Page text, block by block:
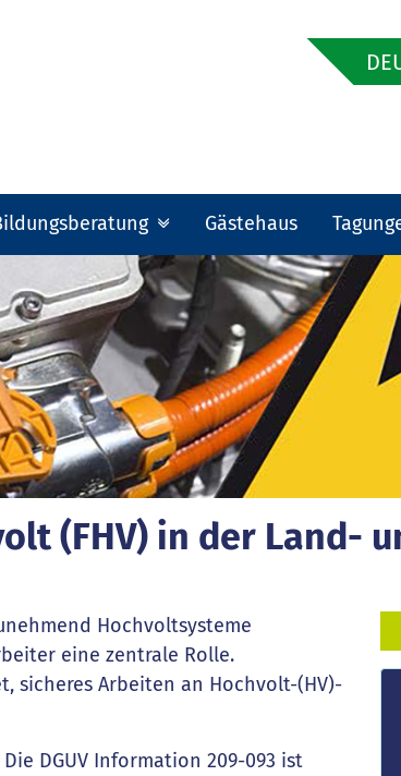
Gästehaus
(FHV) in der Land-
Hochvoltsysteme
eine zentrale Rolle.
sicheres Arbeiten an Hochvolt-(HV)-
DGUV Information 209-093 ist